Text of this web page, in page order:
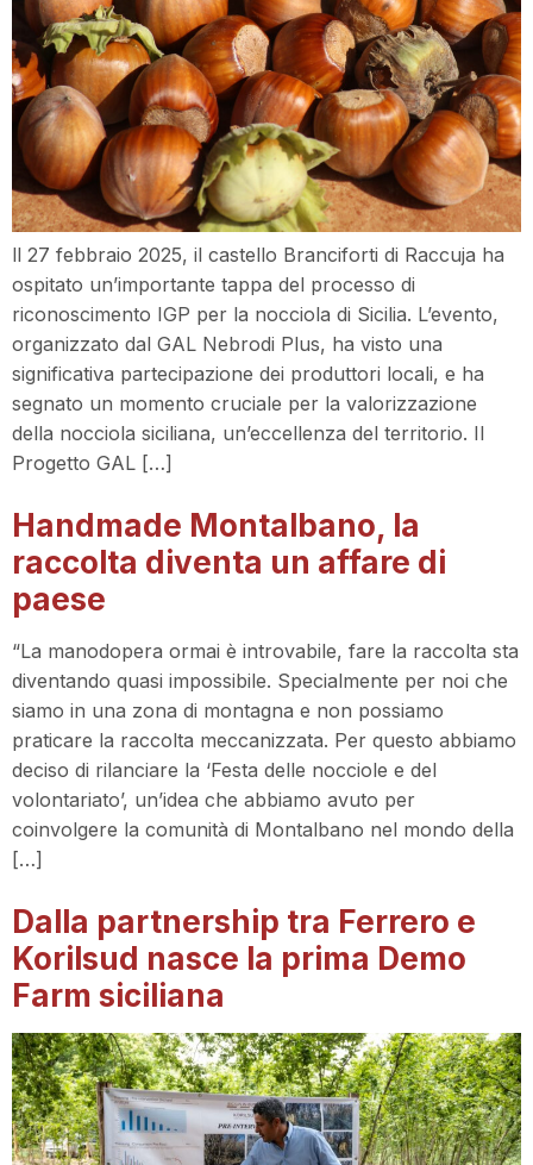
ll 27 febbraio 2025, il castello Branciforti di Raccuja ha
ospitato un’importante tappa del processo di
riconoscimento IGP per la nocciola di Sicilia. L’evento,
organizzato dal GAL Nebrodi Plus, ha visto una
significativa partecipazione dei produttori locali, e ha
segnato un momento cruciale per la valorizzazione
della nocciola siciliana, un’eccellenza del territorio. Il
Progetto GAL […]
Handmade Montalbano, la
raccolta diventa un affare di
paese
“La manodopera ormai è introvabile, fare la raccolta sta
diventando quasi impossibile. Specialmente per noi che
siamo in una zona di montagna e non possiamo
praticare la raccolta meccanizzata. Per questo abbiamo
deciso di rilanciare la ‘Festa delle nocciole e del
volontariato’, un’idea che abbiamo avuto per
coinvolgere la comunità di Montalbano nel mondo della
[…]
Dalla partnership tra Ferrero e
Korilsud nasce la prima Demo
Farm siciliana